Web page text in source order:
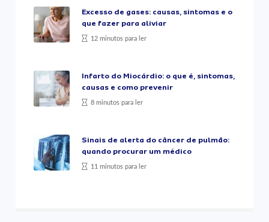
Excesso de gases: causas, sintomas e o
que fazer para aliviar
12 minutos para ler
Infarto do Miocárdio: o que é, sintomas,
causas e como prevenir
8 minutos para ler
Sinais de alerta do câncer de pulmão:
quando procurar um médico
11 minutos para ler